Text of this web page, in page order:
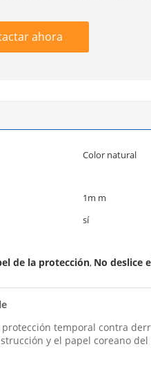
ahora
Color natural
1m m
sí
de la protección, No deslice
temporal contra
y el papel coreano